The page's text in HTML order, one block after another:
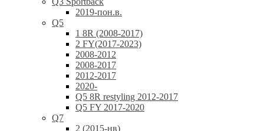
2019-пон.в.
Q5
1 8R (2008-2017)
2 FY(2017-2023)
2008-2012
2008-2017
2012-2017
2020-
Q5 8R restyling 2012-2017
Q5 FY 2017-2020
Q7
2 (2015-нв)